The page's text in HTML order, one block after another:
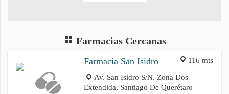
Farmacias Cercanas
116 mts
Farmacia San Isidro
Av. San Isidro S/N. Zona Dos
Extendida, Santiago De Querétaro